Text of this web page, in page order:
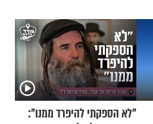
"לא הספקתי להיפרד ממנו":